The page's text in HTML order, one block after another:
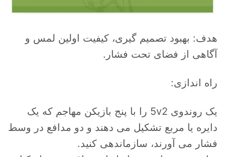
هدف: بهبود تصمیم گیری، کیفیت اولین لمس و
آگاهی از فضای تحت فشار.
راه اندازی:
یک روندوی 5v2 را با پنج بازیکن مهاجم که یک
دایره یا مربع تشکیل می دهند و دو مدافع در وسط
فشار می آورند، سازماندهی کنید.